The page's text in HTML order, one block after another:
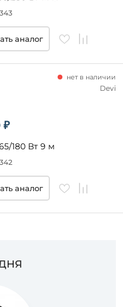
аналог
₽
180 Вт 9 м
нет в наличии
Devi
аналог